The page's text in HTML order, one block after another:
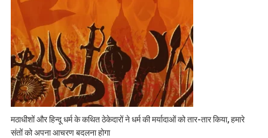
मठाधीशों और हिन्दू धर्म के कथित ठेकेदारों ने धर्म की मर्यादाओं को तार-तार किया, हमारे
संतों को अपना आचरण बदलना होगा